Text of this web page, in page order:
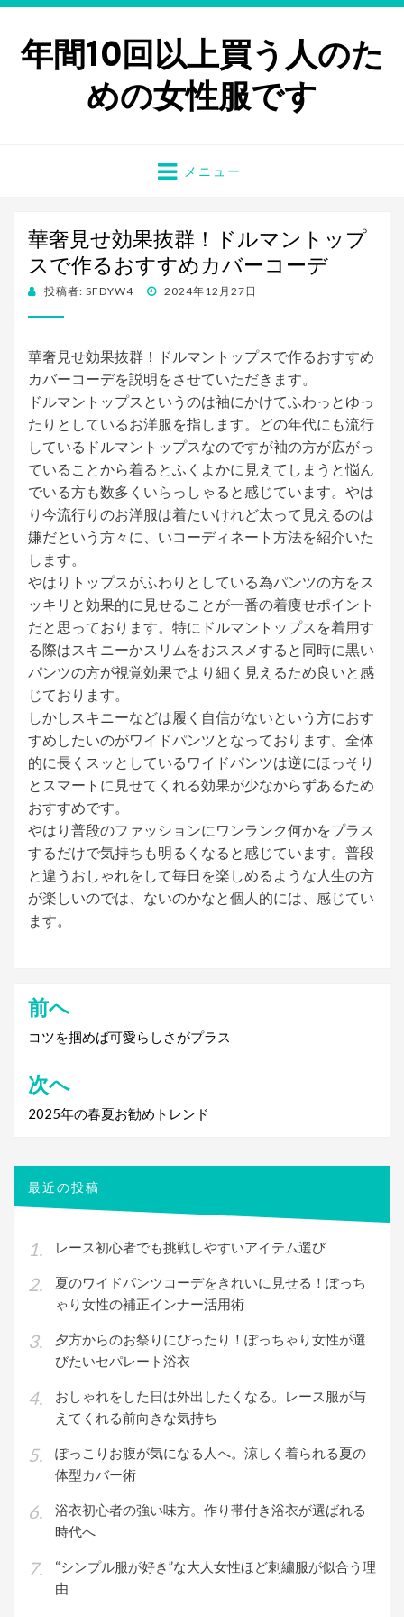
年間10回以上買う人のた
めの女性服です
メニュー
華奢見せ効果抜群！ドルマントップ
スで作るおすすめカバーコーデ
投稿者: SFDYW4
投 2024年12月27日
華奢見せ効果抜群！ドルマントップスで作るおすすめ
カバーコーデを説明をさせていただきます。
ドルマントップスというのは袖にかけてふわっとゆっ
たりとしているお洋服を指します。どの年代にも流行
しているドルマントップスなのですが袖の方が広がっ
ていることから着るとふくよかに見えてしまうと悩ん
でいる方も数多くいらっしゃると感じています。やは
り今流行りのお洋服は着たいけれど太って見えるのは
嫌だという方々に、いコーディネート方法を紹介いた
します。
やはりトップスがふわりとしている為パンツの方をス
ッキリと効果的に見せることが一番の着痩せポイント
だと思っております。特にドルマントップスを着用す
る際はスキニーかスリムをおススメすると同時に黒い
パンツの方が視覚効果でより細く見えるため良いと感
じております。
しかしスキニーなどは履く自信がないという方におす
すめしたいのがワイドパンツとなっております。全体
的に長くスッとしているワイドパンツは逆にほっそり
とスマートに見せてくれる効果が少なからずあるため
おすすめです。
やはり普段のファッションにワンランク何かをプラス
するだけで気持ちも明るくなると感じています。普段
と違うおしゃれをして毎日を楽しめるような人生の方
が楽しいのでは、ないのかなと個人的には、感じてい
ます。
投
稿
ナ
ビ
ー
シ
ン
前へ
コツを掴めば可愛らしさがプラス
次へ
2025年の春夏お勧めトレンド
最近の投稿
レース初心者でも挑戦しやすいアイテム選び
夏のワイドパンツコーデをきれいに見せる！ぽっち
ゃり女性の補正インナー活用術
夕方からのお祭りにぴったり！ぽっちゃり女性が選
びたいセパレート浴衣
おしゃれをした日は外出したくなる。レース服が与
えてくれる前向きな気持ち
ぽっこりお腹が気になる人へ。涼しく着られる夏の
体型カバー術
浴衣初心者の強い味方。作り帯付き浴衣が選ばれる
時代へ
“シンプル服が好き”な大人女性ほど刺繍服が似合う理
由